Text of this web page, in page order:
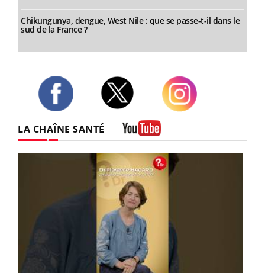
Chikungunya, dengue, West Nile : que se passe-t-il dans le
sud de la France ?
LA CHAÎNE SANTÉ